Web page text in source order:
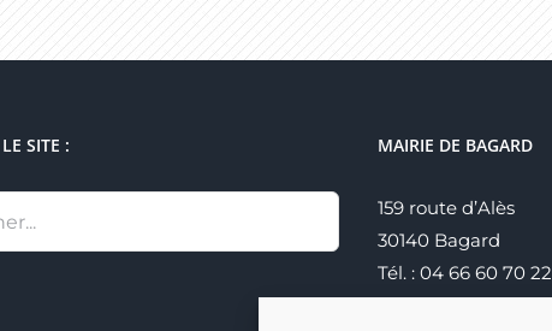
SITE : MAIRIE DE BAGARD
159 route d’Alès
30140 Bagard
Tél. : 04 66 60 70 22